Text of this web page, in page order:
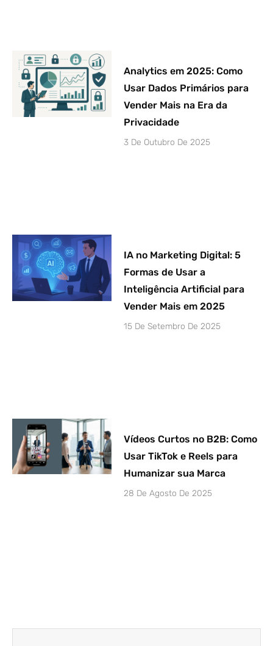
Analytics em 2025: Como
Usar Dados Primários para
Vender Mais na Era da
Privacidade
3 De Outubro De 2025
IA no Marketing Digital: 5
Formas de Usar a
Inteligência Artificial para
Vender Mais em 2025
15 De Setembro De 2025
Vídeos Curtos no B2B: Como
Usar TikTok e Reels para
Humanizar sua Marca
28 De Agosto De 2025